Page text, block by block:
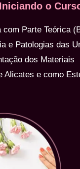
o
com Parte Teórica
e Patologias das
dos Materiais
Alicates e como